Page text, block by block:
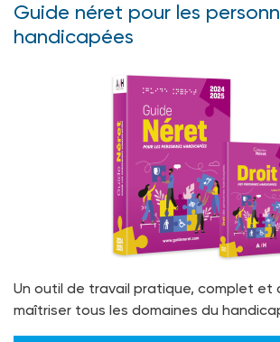
Guide néret pour les
handicapées
Un outil de travail pratique, complet et
maîtriser tous les domaines du